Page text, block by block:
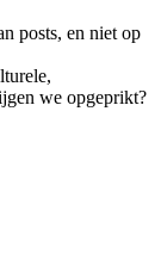
posts, en niet op
we opgeprikt?